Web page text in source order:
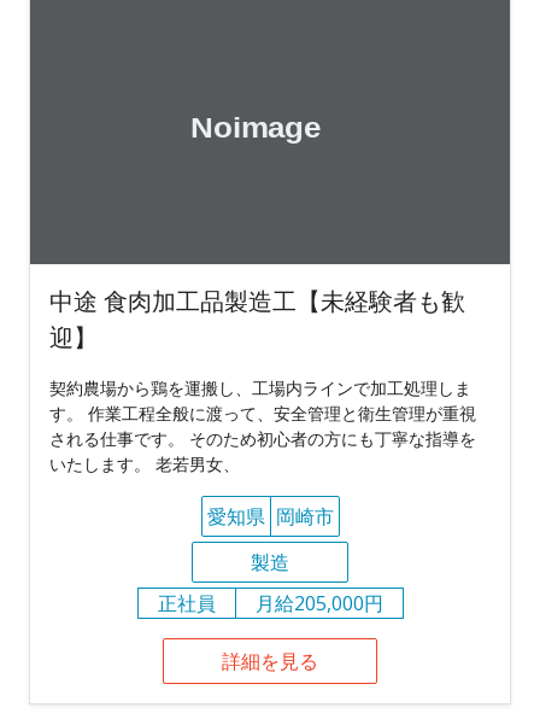
中途 食肉加工品製造工【未経験者も歓
迎】
契約農場から鶏を運搬し、工場内ラインで加工処理しま
す。 作業工程全般に渡って、安全管理と衛生管理が重視
される仕事です。 そのため初心者の方にも丁寧な指導を
いたします。 老若男女、
愛知県 岡崎市
製造
正社員
月給205,000円
詳細を見る